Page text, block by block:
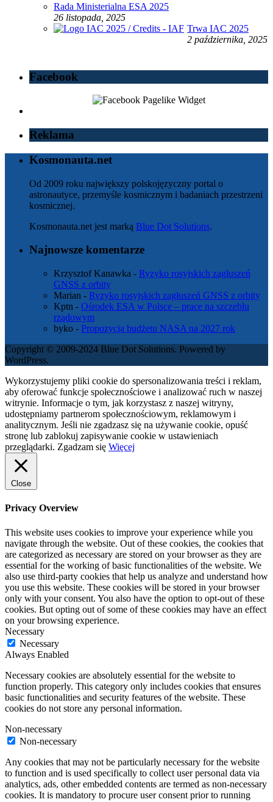
Rada Ministerialna ESA 2025
26 listopada, 2025
Trwa IAC 2025
2 października, 2025
Facebook
Reklama
Kosmonauta.net
Od 2009 roku największy polskojęzyczny portal o
astronautyce, przemyśle kosmicznym i badaniach przestrzeni
kosmicznej.
Kosmonauta.net jest marką Blue Dot Solutions.
Najnowsze komentarze
Krzysztof Kanawka - Ryzyko rosyjskich zagłuszeń
GNSS z orbity
Marian - Ryzyko rosyjskich zagłuszeń GNSS z orbity
Kptn - Ośrodek ESA w Polsce – prace na szczeblu
rządowym
byko - Propozycja budżetu NASA na 2027 rok
Copyright © 2009-2024 Blue Dot Solutions. Powered by
WordPress.
Wykorzystujemy pliki cookie do spersonalizowania treści i reklam,
aby oferować funkcje społecznościowe i analizować ruch w naszej
witrynie. Informacje o tym, jak korzystasz z naszej witryny,
udostępniamy partnerom społecznościowym, reklamowym i
analitycznym. Jeśli nie zgadzasz się na używanie cookie, opuść
stronę lub zablokuj zapisywanie cookie w ustawieniach
przeglądarki. Zgadzam się Więcej
Close
Privacy Overview
This website uses cookies to improve your experience while you
navigate through the website. Out of these cookies, the cookies that
are categorized as necessary are stored on your browser as they are
essential for the working of basic functionalities of the website. We
also use third-party cookies that help us analyze and understand how
you use this website. These cookies will be stored in your browser
only with your consent. You also have the option to opt-out of these
cookies. But opting out of some of these cookies may have an effect
on your browsing experience.
Necessary
Necessary
Always Enabled
Necessary cookies are absolutely essential for the website to
function properly. This category only includes cookies that ensures
basic functionalities and security features of the website. These
cookies do not store any personal information.
Non-necessary
Non-necessary
Any cookies that may not be particularly necessary for the website
to function and is used specifically to collect user personal data via
analytics, ads, other embedded contents are termed as non-necessary
cookies. It is mandatory to procure user consent prior to running